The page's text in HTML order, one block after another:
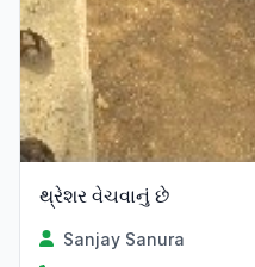
થ્રેશર વેચવાનું છે
Sanjay Sanura